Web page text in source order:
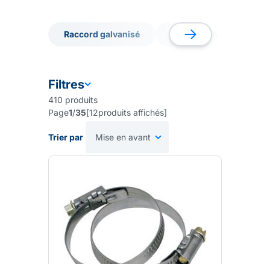
Raccord galvanisé
Raccord en laiton
Raccord en laiton
Filtres
410 produits
Page1/35[12produits affichés]
Trier par